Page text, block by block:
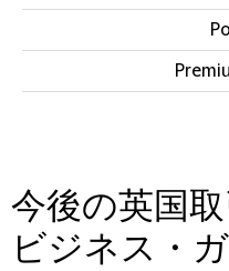
今後の英国
ビジネス・